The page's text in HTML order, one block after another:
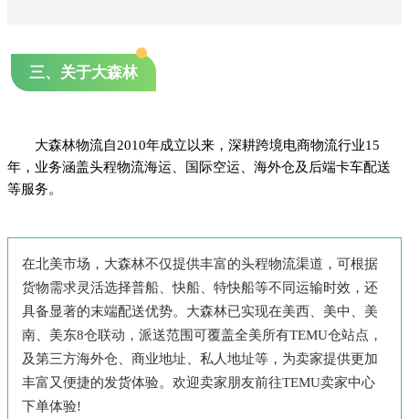
三、关于大森林
大森林物流自2010年成立以来，深耕跨境电商物流行业15
年，业务涵盖头程物流海运、国际空运、海外仓及后端卡车配送
等服务。
在北美市场，大森林不仅提供丰富的头程物流渠道，可根据
货物需求灵活选择普船、快船、特快船等不同运输时效，还
具备显著的末端配送优势。大森林已实现在美西、美中、美
南、美东8仓联动，派送范围可覆盖全美所有TEMU仓站点，
及第三方海外仓、商业地址、私人地址等，为卖家提供更加
丰富又便捷的发货体验。欢迎卖家朋友前往TEMU卖家中心
下单体验!